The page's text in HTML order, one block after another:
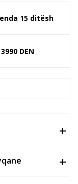
15 ditësh
DEN